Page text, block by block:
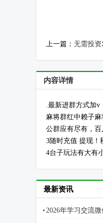
上一篇： 无需投
内容详情
.最新进群方式加v
麻将群红中赖子
公群应有尽有，
3随时充值 提现！
4台子玩法有大有
最新资讯
2026年学习交流